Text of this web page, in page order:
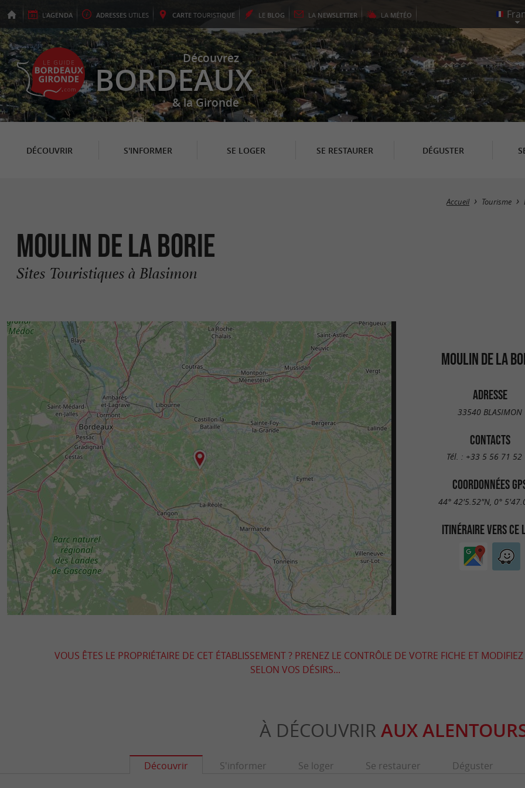
L'AGENDA ADRESSES UTILES CARTE TOURISTIQUE LE BLOG LA NEWSLETTER LA MÉTÉO
Découvrez
BORDEAUX
& la Gironde
DÉCOUVRIR S'INFORMER SE LOGER SE RESTAURER DÉGUSTER
Accueil Tourisme
Moulin de La Borie
Sites Touristiques à Blasimon
MOULIN DE LA
ADRESSE
33540 BLASIMON
CONTACTS
Tél. : +33 5 56 71 52
COORDONNÉES
44° 42'5.52"N, 0°
ITINÉRAIRE VERS CE
VOUS ÊTES LE PROPRIÉTAIRE DE CET ÉTABLISSEMENT ? PRENEZ LE CONTRÔLE DE VOTRE FICHE ET
SELON VOS DÉSIRS...
À DÉCOUVRIR AUX
Découvrir S'informer Se loger Se restaurer Déguster